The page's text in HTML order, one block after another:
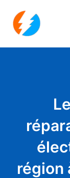
contenu
région